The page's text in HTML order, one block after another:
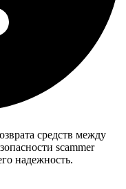
средств между
scammer
надежность.